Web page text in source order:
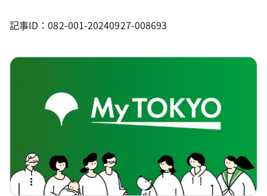
記事ID：082-001-20240927-008693